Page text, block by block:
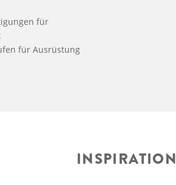
für
für Ausrüstung
INSPIRATION